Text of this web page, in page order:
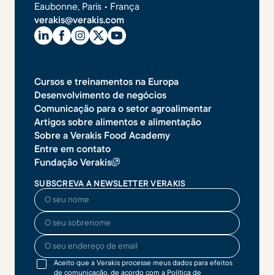
Eaubonne, Paris • França
verakis@verakis.com
Cursos e treinamentos na Europa
Desenvolvimento de negócios
Comunicação para o setor agroalimentar
Artigos sobre alimentos e alimentação
Sobre a Verakis Food Academy
Entre em contato
Fundação Verakis
SUBSCREVA A NEWSLETTER VERAKIS
O seu nome
O seu sobrenome
O seu endereço de email
Aceito que a Verakis processe meus dados para efeitos
de comunicação, de acordo com a Política de